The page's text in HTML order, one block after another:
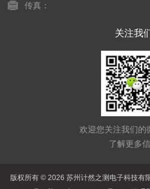
传真：
关注我
欢迎您关注我们的
了解更多
版权所有 © 2026 苏州计然之测电子科技